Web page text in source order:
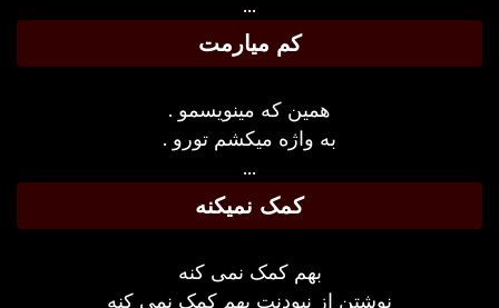
کم میارمت
همین که مینویسمو .
به واژه میکشم تورو .
کمک نمیکنه
بهم کمک نمی کنه
نوشتن از نبودنت بهم کمک نمی کنه